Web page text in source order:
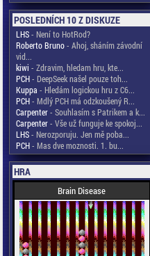
POSLEDNÍCH 10 Z DISKUZE
LHS- Není to HotRod?
Roberto Bruno- Ahoj, sháním závodní
vid...
kiwi - Zdravim, hledam hru, kte...
PCH- DeepSeek našel pouze toh...
Kuppa - Hledám logickou hru z C6...
PCH- Mdlý PCH má odzkoušený R...
Carpenter- Souhlasím s Patrikem a k...
Carpenter- Vše už funguje ke spokoj...
LHS- Nerozporuju. Jen mě poba...
PCH- Mas dve moznosti. 1. bu...
HRA
Brain Disease